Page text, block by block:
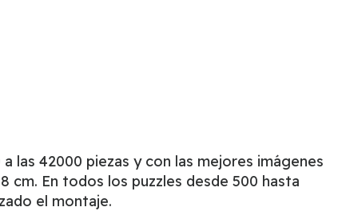
las 42000 piezas y con las mejores imágenes
cm. En todos los puzzles desde 500 hasta
el montaje.